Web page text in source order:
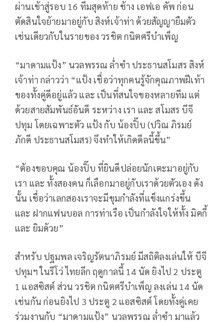
ผ่านเข้าสู่รอบ 16 ทีมสุดท้าย ช้าง เอฟเอ คัพ ก่อน
ตัดสินใจย้ายมาอยู่กับ สิงห์เจ้าท่า ด้วยสัญญายืมตัว
เช่นเดียวกับในรายของ วรชิต กนิตศรีบำเพ็ญ
“มาดามแป้ง” นวลพรรณ ล่ำซำ ประธานสโมสร สิงห์
เจ้าท่า กล่าวว่า “แป้ง เชื่อว่าทุกคนรู้จักคุณภาพฝีเท้า
ของทั้งคู่ดีอยู่แล้ว และ เป็นที่สนใจของหลายทีม แต่
ด้วยสายสัมพันธ์อันดี ระหว่าง เรา และ สโมสร บีจี
ปทุม โดยเฉพาะตัว แป้ง กับ น้องปิ๊บ (ปวิณ ภิรมย์
ภักดี ประธานสโมสร) จึงทำให้เกิดดีลนี้ขึ้น”
“ต้องขอบคุณ น้องปิ๊บ ที่ยินดีปล่อยนักเตะมาอยู่กับ
เรา และ ทั้งสองคน ก็เลือกมาอยู่กับเราด้วยตัวเอง ดัง
นั้น เชื่อว่าเลกสองเราจะมีขุมกำลังที่แข็งแกร่งขึ้น
และ ฝากแฟนบอล การท่าเรือ เป็นกำลังใจให้ทั้ง มิคกี้
และ ยิมด้วย”
สำหรับ ปฐมพล เจริญรัตนาภิรมย์ มีสถิติลงเล่นให้ บีจี
ปทุมฯ ในรีโว่ ไทยลีก ฤดูกาลนี้ 14 นัด ยิงไป 2 ประตู
1 แอสซิสต์ ส่วน วรชิต กนิตศรีบำเพ็ญ ลงเล่น 14 นัด
เช่นกัน ก่อนยิงไป 3 ประตู 2 แอสซิสต์ โดยทั้งคู่เคย
ร่วมงานกับ “มาดามแป้ง” นวลพรรณ ล่ำซำ มาแล้ว